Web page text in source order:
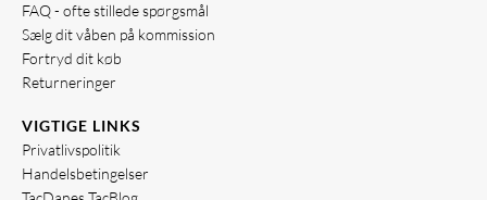
FAQ - ofte stillede spørgsmål
Sælg dit våben på kommission
Fortryd dit køb
Returneringer
VIGTIGE LINKS
Privatlivspolitik
Handelsbetingelser